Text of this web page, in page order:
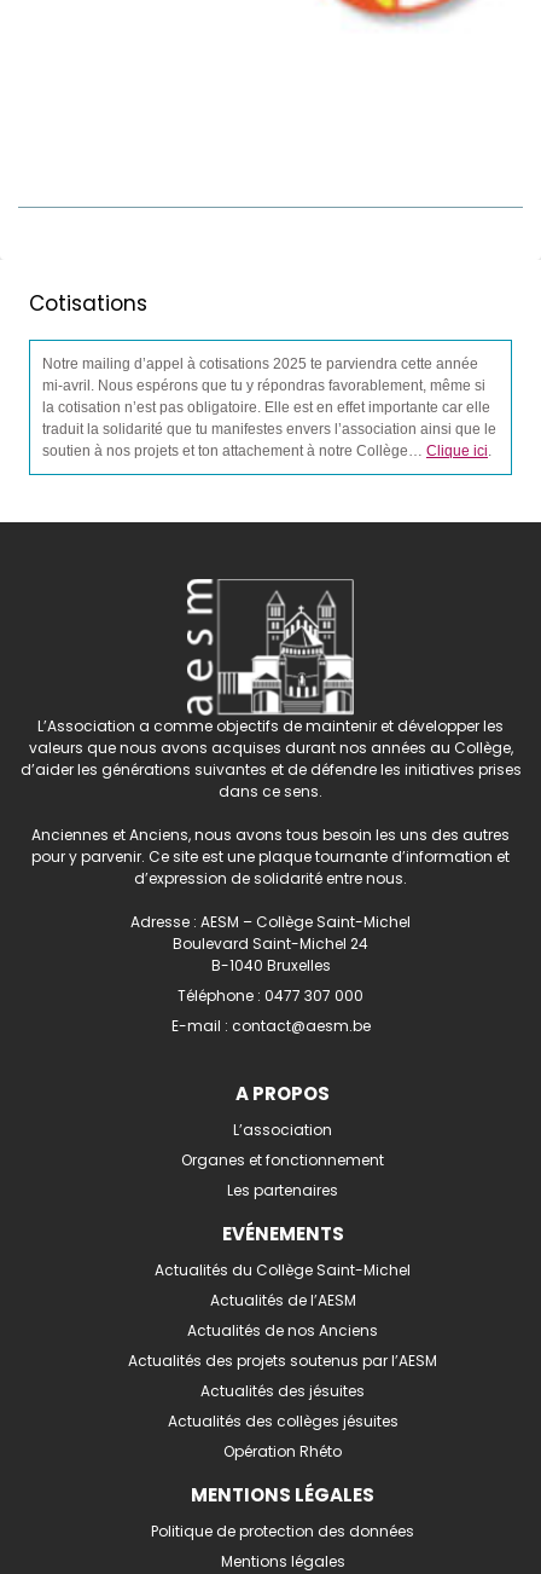
Cotisations
Notre mailing d’appel à cotisations 2025 te parviendra cette année
mi-avril. Nous espérons que tu y répondras favorablement, même si
la cotisation n’est pas obligatoire. Elle est en effet importante car elle
traduit la solidarité que tu manifestes envers l’association ainsi que le
soutien à nos projets et ton attachement à notre Collège… Clique ici.
L’Association a comme objectifs de maintenir et développer les
valeurs que nous avons acquises durant nos années au Collège,
d’aider les générations suivantes et de défendre les initiatives prises
dans ce sens.
Anciennes et Anciens, nous avons tous besoin les uns des autres
pour y parvenir. Ce site est une plaque tournante d’information et
d’expression de solidarité entre nous.
Adresse : AESM – Collège Saint-Michel
Boulevard Saint-Michel 24
B-1040 Bruxelles
Téléphone : 0477 307 000
E-mail : contact@aesm.be
A PROPOS
L’association
Organes et fonctionnement
Les partenaires
EVÉNEMENTS
Actualités du Collège Saint-Michel
Actualités de l’AESM
Actualités de nos Anciens
Actualités des projets soutenus par l’AESM
Actualités des jésuites
Actualités des collèges jésuites
Opération Rhéto
MENTIONS LÉGALES
Politique de protection des données
Mentions légales